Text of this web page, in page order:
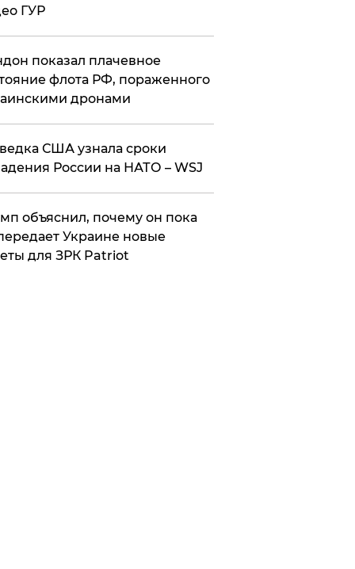
ГУР
показал плачевное
флота РФ, пораженного
дронами
США узнала сроки
России на НАТО – WSJ
объяснил, почему он пока
Украине новые
для ЗРК Patriot